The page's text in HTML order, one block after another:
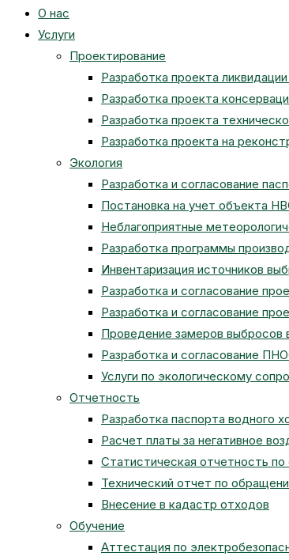
О нас
Услуги
Проектирование
Разработка проекта
Разработка проекта
Разработка проекта
Разработка проекта на
Экология
Разработка и согласование
Постановка на учет объекта
Неблагоприятные
Разработка программы
Инвентаризация источников
Разработка и согласование
Разработка и согласование
Проведение замеров
Разработка и согласование
Услуги по экологическому
Отчетность
Разработка паспорта водного
Расчет платы за негативное
Статистическая отчетность
Технический отчет по
Внесение в кадастр отходов
Обучение
Аттестация по